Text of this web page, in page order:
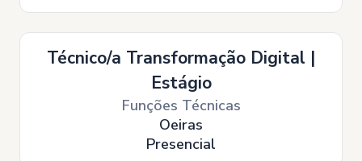
Técnico/a Transformação Digital |
Estágio
Funções Técnicas
Oeiras
Presencial